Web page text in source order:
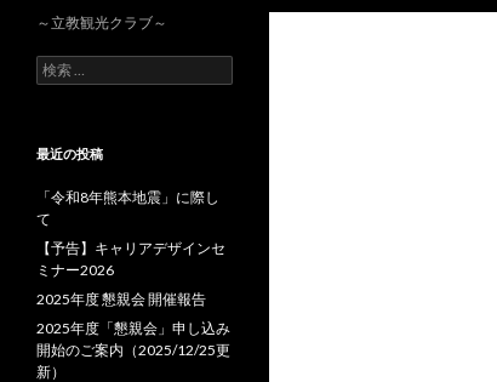
～立教観光クラブ～
検
索
最近の投稿
「令和8年熊本地震」に際し
て
【予告】キャリアデザインセ
ミナー2026
2025年度 懇親会 開催報告
2025年度「懇親会」申し込み
開始のご案内（2025/12/25更
新）